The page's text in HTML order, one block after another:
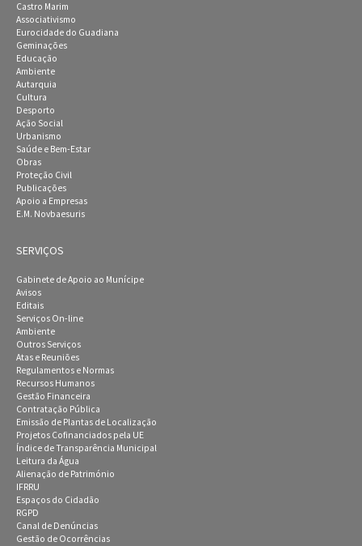
Castro Marim
Associativismo
Eurocidade do Guadiana
Geminações
Educação
Ambiente
Autarquia
Cultura
Desporto
Ação Social
Urbanismo
Saúde e Bem-Estar
Obras
Proteção Civil
Publicações
Apoio a Empresas
E.M. Novbaesuris
SERVIÇOS
Gabinete de Apoio ao Munícipe
Avisos
Editais
Serviços On-line
Ambiente
Outros Serviços
Atas e Reuniões
Regulamentos e Normas
Recursos Humanos
Gestão Financeira
Contratação Pública
Emissão de Plantas de Localização
Projetos Cofinanciados pela UE
Índice de Transparência Municipal
Leitura da Água
Alienação de Património
IFRRU
Espaços do Cidadão
RGPD
Canal de Denúncias
Gestão de Ocorrências